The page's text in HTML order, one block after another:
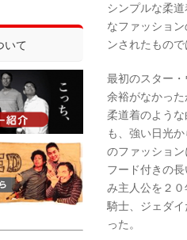
シンプルな柔
なファッショ
ンされたもので
最初のスター
余裕がなかっ
柔道着のよう
も、強い日光
のファッショ
フード付きの
み主人公を２
騎士、ジェダ
った。
いて